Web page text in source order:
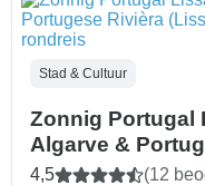
Stad & Cultuur
Zonnig Portugal
Algarve &
naar Cascais)
4,5 (12